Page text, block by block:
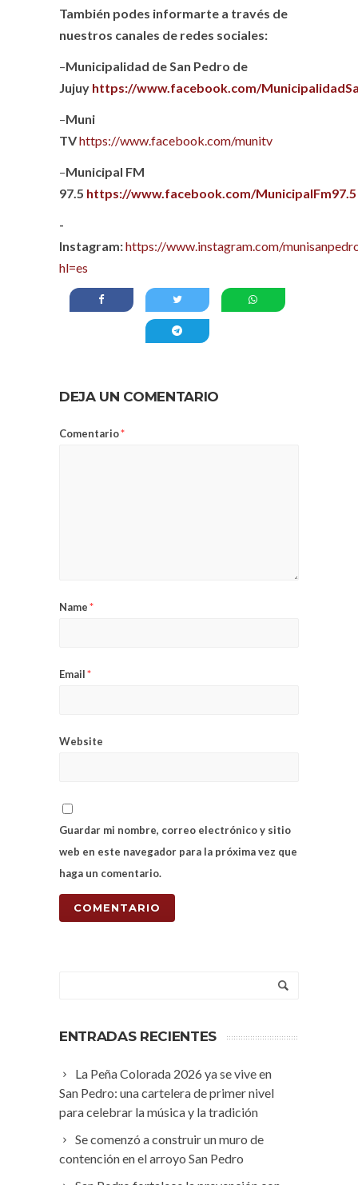
También podes informarte a través de
nuestros canales de redes sociales:
–Municipalidad de San Pedro de
Jujuy https://www.facebook.com/
–Muni
TVhttps://www.facebook.com/munitv
–Municipal FM
97.5 https://www.facebook.com/MunicipalFm97.5
-
Instagram:https://www.instagram.com/
hl=es
DEJA UN COMENTARIO
Comentario*
Name*
Email*
Website
Guardar mi nombre, correo electrónico y sitio
web en este navegador para la próxima vez que
haga un comentario.
ENTRADAS RECIENTES
La Peña Colorada 2026 ya se vive en
San Pedro: una cartelera de primer nivel
para celebrar la música y la tradición
Se comenzó a construir un muro de
contención en el arroyo San Pedro